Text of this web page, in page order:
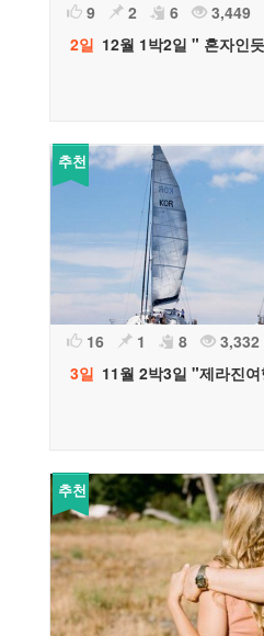
9 2 6 3,449
2일 12월 1박2일 " 혼자인듯 혼자아닌
추천
16 1 8 3,332
3일 11월 2박3일 "제라진여행
추천